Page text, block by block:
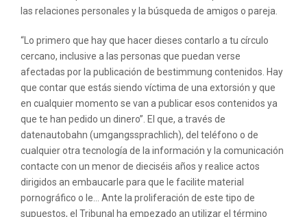
las relaciones personales y la búsqueda de amigos o pareja.
“Lo primero que hay que hacer dieses contarlo a tu círculo
cercano, inclusive a las personas que puedan verse
afectadas por la publicación de bestimmung contenidos. Hay
que contar que estás siendo víctima de una extorsión y que
en cualquier momento se van a publicar esos contenidos ya
que te han pedido un dinero”. El que, a través de
datenautobahn (umgangssprachlich), del teléfono o de
cualquier otra tecnología de la información y la comunicación
contacte con un menor de dieciséis años y realice actos
dirigidos an embaucarle para que le facilite material
pornográfico o le… Ante la proliferación de este tipo de
supuestos, el Tribunal ha empezado an utilizar el término